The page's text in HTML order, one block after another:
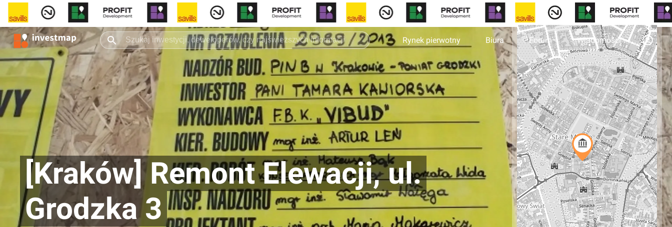
Rynek pierwotny Biura Forum Wiadomości
[Kraków] Remont Elewacji, ul.
Grodzka 3